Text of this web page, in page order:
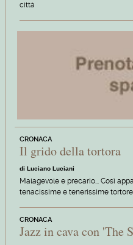
città
CRONACA
Il grido della tortora
di Luciano Luciani
Malagevole e precario... Così
tenacissime e tenerissime
CRONACA
Jazz in cava con 'The